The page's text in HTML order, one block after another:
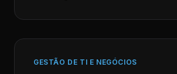
GESTÃO DE TI E NEGÓCIOS